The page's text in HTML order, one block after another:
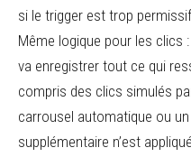
si le trigger est trop
Même logique pour les clics
va enregistrer tout ce qui
compris des clics simulés
carrousel automatique ou
supplémentaire n’est